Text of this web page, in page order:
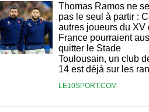
Thomas Ramos ne
pas le seul à partir :
autres joueurs du XV
France pourraient
quitter le Stade
Toulousain, un club
14 est déjà sur les
LE10SPORT.COM